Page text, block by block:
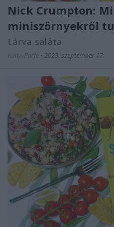
Nick Crumpton:
miniszörnyekről
Lárva saláta
KönyvParfé • 2023. szeptember 17.